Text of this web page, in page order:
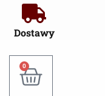
Dostawy
0